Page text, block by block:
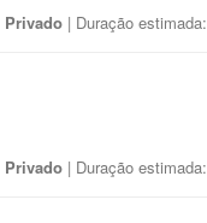
Privado | Duração estimada:
Privado | Duração estimada: